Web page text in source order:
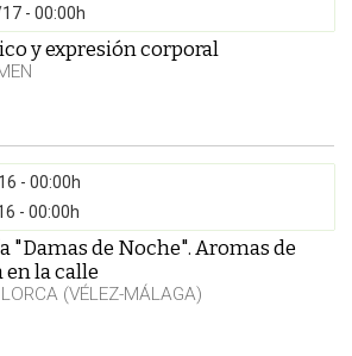
- 00:00h
y expresión corporal
- 00:00h
- 00:00h
"Damas de Noche". Aromas de
en la calle
(VÉLEZ-MÁLAGA)